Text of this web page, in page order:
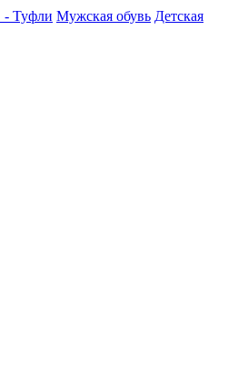
- Туфли Мужская обувь Детская